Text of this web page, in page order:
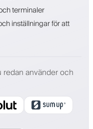
terminaler
inställningar för att
använder och